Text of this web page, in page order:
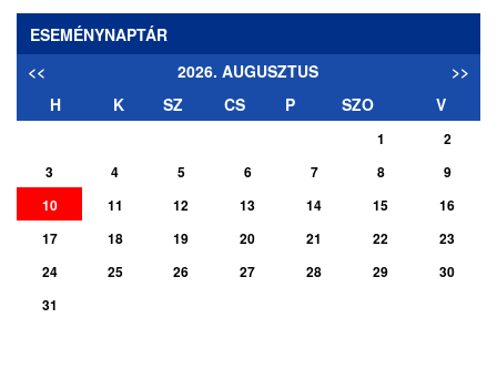
ESEMÉNYNAPTÁR
<<
2026. AUGUSZTUS
>>
H
K SZ CS P SZO V
1
2
3
4 5 6 7 8
9
10
11 12 13 14 15
16
17
18 19 20 21 22
23
24
25 26 27 28 29
30
31